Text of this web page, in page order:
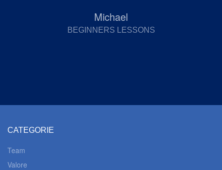
Michael
BEGINNERS LESSONS
CATEGORIE
Team
Valore